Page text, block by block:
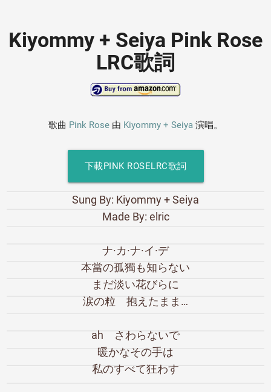
Kiyommy + Seiya Pink Rose
LRC歌詞
歌曲 Pink Rose 由 Kiyommy + Seiya 演唱。
下載PINK ROSELRC歌詞
Sung By: Kiyommy + Seiya
Made By: elric
ナ·カ·ナ·イ·デ
本當の孤獨も知らない
まだ淡い花びらに
涙の粒 抱えたまま…
ah さわらないで
暖かなその手は
私のすべて狂わす